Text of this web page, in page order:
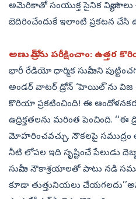
అమెరికాతో సంయుక్త సైనిక విన్యాసాలు
బెదిరించేందుకే ఇలాంటి ప్రకటన చేసి
అణు డ్రోన్‌ను పరీక్షించాం: ఉత్తర
భారీ రేడియో ధార్మిక సునామీని
అండర్‌ వాటర్‌ డ్రోన్‌ ‘హెయిల్‌’ను విజ
కొరియా ప్రకటించింది! ఈ
ఉద్రిక్తతలను మరింత పెంచింది. ‘‘ఈ
మోహరించవచ్చు. నౌకలపై సముద్రం
నీటి లోపల ఇది సృష్టించే పేలుడు
సునామీ నౌకాశ్రయాలతో పాటు నడి
కూడా తుత్తునియలు